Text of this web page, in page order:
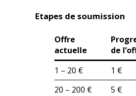
Etapes de soumission
Offre
actuelle
de
1 – 20 €
1 €
20 – 200 €
5 €